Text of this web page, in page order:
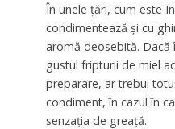
În unele ţări, cum este
condimentează şi cu
aromă deosebită. Dacă
gustul fripturii de miel
preparare, ar trebui
condiment, în cazul în
senzaţia de greaţă.